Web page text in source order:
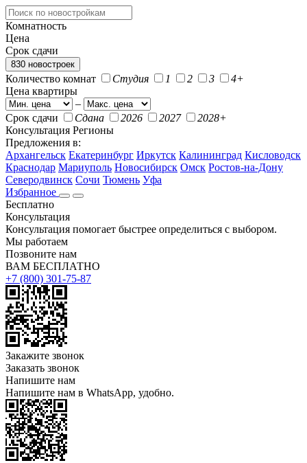
Комнатность
Цена
Срок сдачи
830 новостроек
Количество комнат Студия 1 2 3
4+
Цена квартиры
–
Срок сдачи
Сдана 2026 2027
2028+
Консультация Регионы
Предложения в:
Архангельск Екатеринбург Иркутск Калининград Кисловодск
Краснодар Мариуполь Новосибирск Омск Ростов-на-Дону
Северодвинск Сочи Тюмень Уфа
Избранное
Бесплатно
Консультация
Консультация помогает быстрее определиться с выбором.
Мы работаем
Позвоните нам
ВАМ БЕСПЛАТНО
+7 (800) 301-75-87
Закажите звонок
Заказать звонок
Напишите нам
Напишите нам в WhatsApp, удобно.